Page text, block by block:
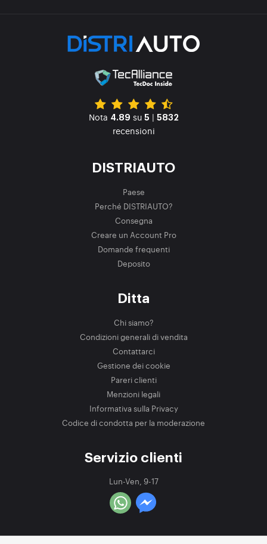
Nota 4.89 su 5 | 5832
recensioni
DISTRIAUTO
Paese
Perché DISTRIAUTO?
Consegna
Creare un Account Pro
Domande frequenti
Deposito
Ditta
Chi siamo?
Condizioni generali di vendita
Contattarci
Gestione dei cookie
Pareri clienti
Menzioni legali
Informativa sulla Privacy
Codice di condotta per la moderazione
Servizio clienti
Lun-Ven, 9-17